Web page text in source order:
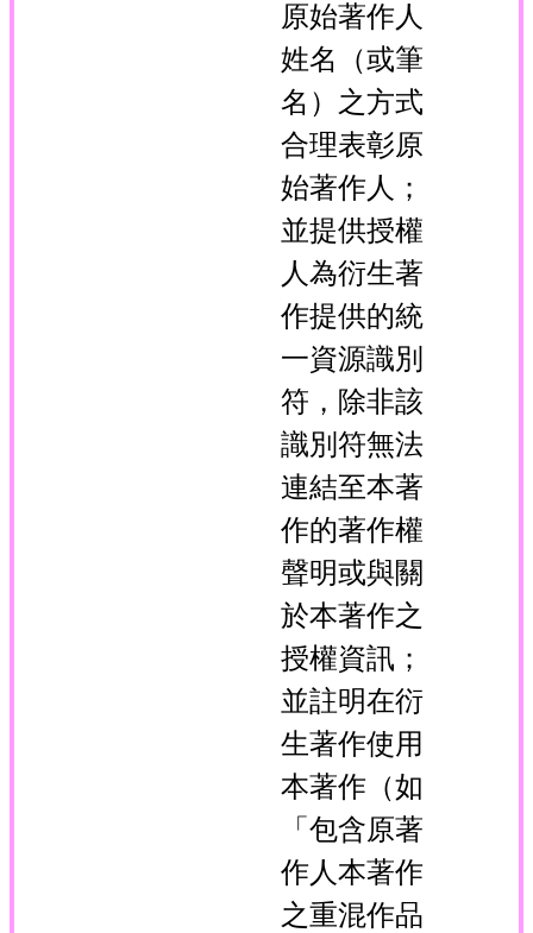
原始著作人
姓名（或筆
名）之方式
合理表彰原
始著作人；
並提供授權
人為衍生著
作提供的統
一資源識別
符，除非該
識別符無法
連結至本著
作的著作權
聲明或與關
於本著作之
授權資訊；
並註明在衍
生著作使用
本著作（如
「包含原著
作人本著作
之重混作品